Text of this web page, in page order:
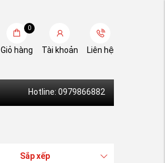
0
Giỏ hàng Tài khoản Liên hệ
Hotline: 0979866882
Sắp xếp